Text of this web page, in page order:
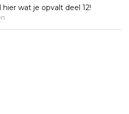
wat je opvalt deel 12!